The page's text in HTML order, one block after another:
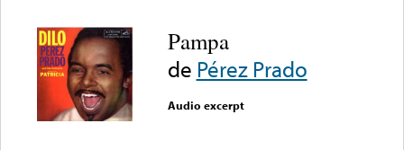
Pampa
de Pérez Prado
Audio excerpt